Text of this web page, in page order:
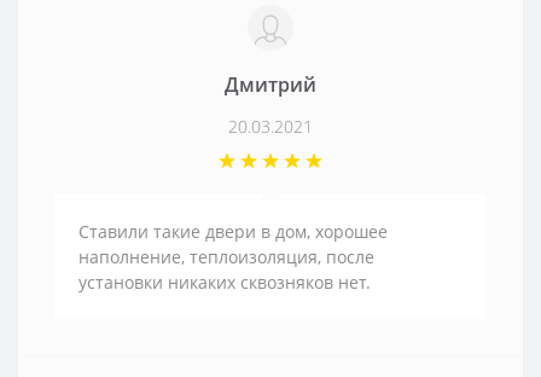
Дмитрий
20.03.2021
Ставили такие двери в дом, хорошее
наполнение, теплоизоляция, после
установки никаких сквозняков нет.